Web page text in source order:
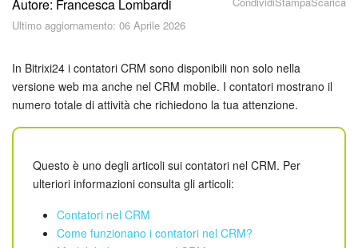
Piani e pagamento
Come iniziare?
CoPilot: IA in Bitrix24
Feed
Collab
Autore: Francesca Lombardi
Ultimo aggiornamento: 06 Aprile 2026
In Bitrixi24 i contatori CRM sono disponibili non solo nella
versione web ma anche nel CRM mobile. I contatori mostrano il
numero totale di attività che richiedono la tua attenzione.
Questo è uno degli articoli sui contatori nel CRM. Per
ulteriori informazioni consulta gli articoli:
Contatori nel CRM
Come funzionano i contatori nel CRM?